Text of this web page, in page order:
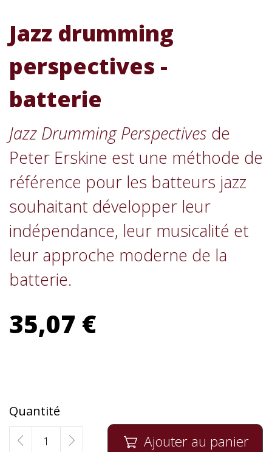
Jazz drumming
perspectives -
batterie
Jazz Drumming Perspectives de
Peter Erskine est une méthode de
référence pour les batteurs jazz
souhaitant développer leur
indépendance, leur musicalité et
leur approche moderne de la
batterie.
35,07 €
Quantité
 Ajouter au panier